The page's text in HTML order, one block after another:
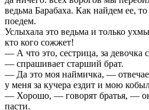
ведьма Барабаха. Как найдем ее,
поедем.
Услыхала это ведьма и только
кто кого сожжет!
— А что это, сестрица, за девочка
— спрашивает старший брат.
— Да это моя наймичка, —
у меня за кучера ездит и мою
— Хорошо, — говорят братья, —
пасти.